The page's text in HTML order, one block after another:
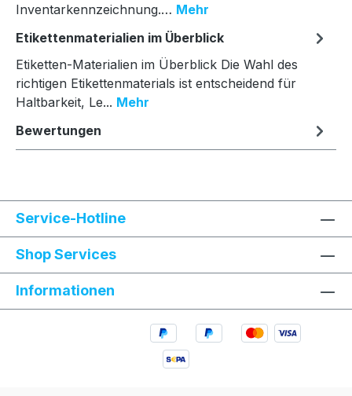
Inventarkennzeichnung.… Mehr
Etikettenmaterialien im Überblick
Etiketten-Materialien im Überblick Die Wahl des
richtigen Etikettenmaterials ist entscheidend für
Haltbarkeit, Le... Mehr
Bewertungen
Service-Hotline
Shop Services
Informationen